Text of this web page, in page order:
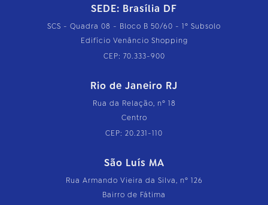
SEDE: Brasília DF
SCS - Quadra 08 - Bloco B 50/60 - 1º Subsolo
Edifício Venâncio Shopping
CEP: 70.333-900
Rio de Janeiro RJ
Rua da Relação, nº 18
Centro
CEP: 20.231-110
São Luís MA
Rua Armando Vieira da Silva, nº 126
Bairro de Fátima